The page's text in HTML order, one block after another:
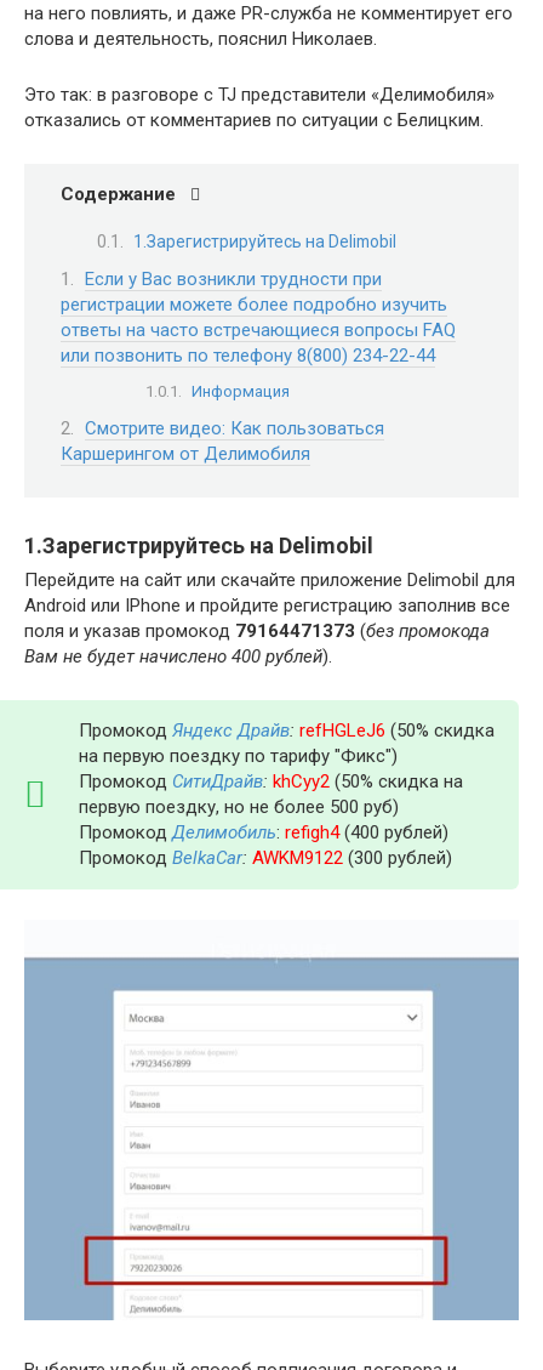
на него повлиять, и даже PR-служба не комментирует его
слова и деятельность, пояснил Николаев.
Это так: в разговоре с TJ представители «Делимобиля»
отказались от комментариев по ситуации с Белицким.
Содержание
1.Зарегистрируйтесь на Delimobil
Если у Вас возникли трудности при
регистрации можете более подробно изучить
ответы на часто встречающиеся вопросы FAQ
или позвонить по телефону 8(800) 234-22-44
Информация
Смотрите видео: Как пользоваться
Каршерингом от Делимобиля
1.Зарегистрируйтесь на Delimobil
Перейдите на сайт или скачайте приложение Delimobil для
Android или IPhone и пройдите регистрацию заполнив все
поля и указав промокод 79164471373 (без промокода
Вам не будет начислено 400 рублей).
Промокод Яндекс Драйв: refHGLeJ6 (50% скидка
на первую поездку по тарифу "Фикс")
Промокод СитиДрайв: khCyy2 (50% скидка на
первую поездку, но не более 500 руб)
ПромокодДелимобиль: refigh4(400 рублей)
Промокод BelkaCar: AWKM9122 (300 рублей)